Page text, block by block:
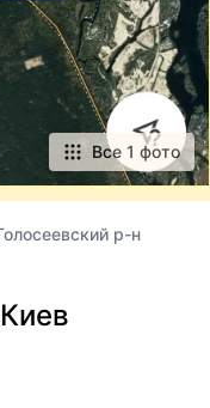
Все 1 фото
р-н